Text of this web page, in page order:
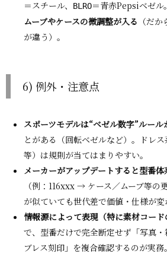
＝スチール、 BLRO＝青赤Pepsiベゼル。
ムーブやケースの微調整が入る （だ
が違う）。
6) 例外・注意点
スポーツモデルは“ベゼル数字”ルー
とがある（回転ベゼルなど）。ドレ
等）は規則が当てはまりやすい。
メーカーがアップデートすると型番
（例：116xxx → ケース／ムーブ等
が似ていても世代差で価値・仕様が変
情報源によって表現（特に素材コー
で、型番だけで完全断定せず「写真・
ブレス刻印」を複合確認するのが実務。